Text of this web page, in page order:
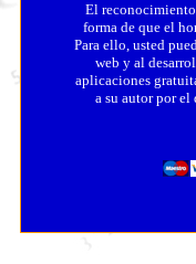
El
forma de que el
Para ello, usted
web y al
aplicaciones
a su autor por el